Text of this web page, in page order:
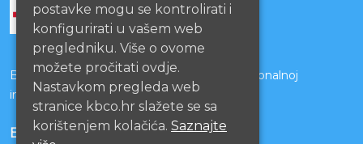
Bolnice s kojima je potpisan ugovor o funkcionalnoj
integraciji
EU PROJEKTI
postavke mogu se kontrolirati i
konfigurirati u vašem web
pregledniku. Više o ovome
možete pročitati ovdje.
Nastavkom pregleda web
stranice kbco.hr slažete se sa
korištenjem kolačića. Saznajte